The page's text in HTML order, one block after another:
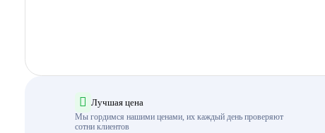
Лучшая цена
Мы гордимся нашими ценами, их каждый день проверяют
сотни клиентов